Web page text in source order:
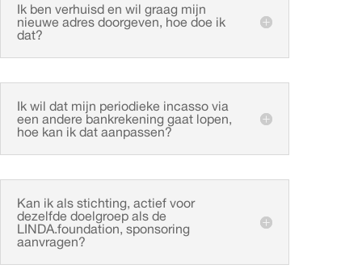
Ik ben verhuisd en wil graag mijn
nieuwe adres doorgeven, hoe doe ik
dat?
Ik wil dat mijn periodieke incasso via
een andere bankrekening gaat lopen,
hoe kan ik dat aanpassen?
Kan ik als stichting, actief voor
dezelfde doelgroep als de
LINDA.foundation, sponsoring
aanvragen?